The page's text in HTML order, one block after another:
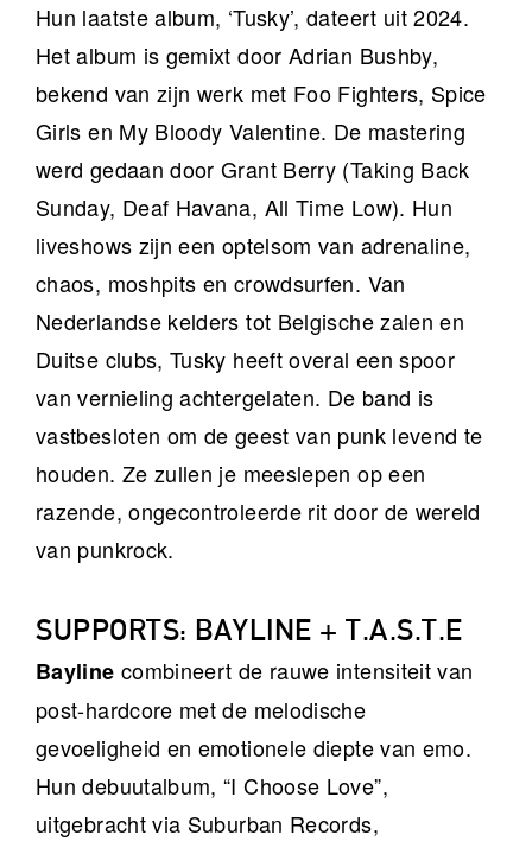
Hun laatste album, ‘Tusky’, dateert uit 2024.
Het album is gemixt door Adrian Bushby,
bekend van zijn werk met Foo Fighters, Spice
Girls en My Bloody Valentine. De mastering
werd gedaan door Grant Berry (Taking Back
Sunday, Deaf Havana, All Time Low). Hun
liveshows zijn een optelsom van adrenaline,
chaos, moshpits en crowdsurfen. Van
Nederlandse kelders tot Belgische zalen en
Duitse clubs, Tusky heeft overal een spoor
van vernieling achtergelaten. De band is
vastbesloten om de geest van punk levend te
houden. Ze zullen je meeslepen op een
razende, ongecontroleerde rit door de wereld
van punkrock.
SUPPORTS: BAYLINE + T.A.S.T.E
Bayline combineert de rauwe intensiteit van
post-hardcore met de melodische
gevoeligheid en emotionele diepte van emo.
Hun debuutalbum, “I Choose Love”,
uitgebracht via Suburban Records,